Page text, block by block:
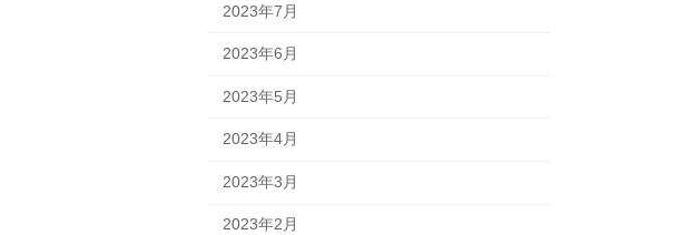
2023年7月
2023年6月
2023年5月
2023年4月
2023年3月
2023年2月